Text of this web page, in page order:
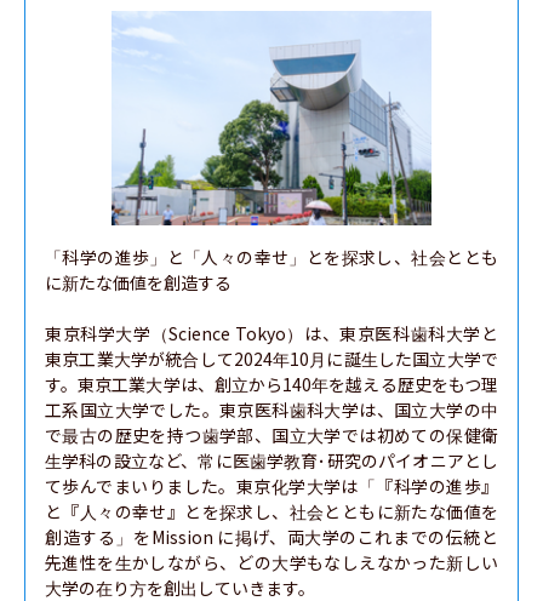
「科学の進歩」と「⼈々の幸せ」とを探求し、​社会ととも
に新たな価値を創造する
東京科学大学（Science Tokyo）は、東京医科歯科大学と
東京工業大学が統合して2024年10月に誕生した国立大学で
す。東京工業大学は、創立から140年を越える歴史をもつ理
工系国立大学でした。東京医科歯科大学は、国立大学の中
で最古の歴史を持つ歯学部、国立大学では初めての保健衛
生学科の設立など、常に医歯学教育･研究のパイオニアとし
て歩んでまいりました。東京化学大学は「『科学の進歩』
と『人々の幸せ』とを探求し、社会とともに新たな価値を
創造する」をMission に掲げ、両大学のこれまでの伝統と
先進性を生かしながら、どの大学もなしえなかった新しい
大学の在り方を創出していきます。